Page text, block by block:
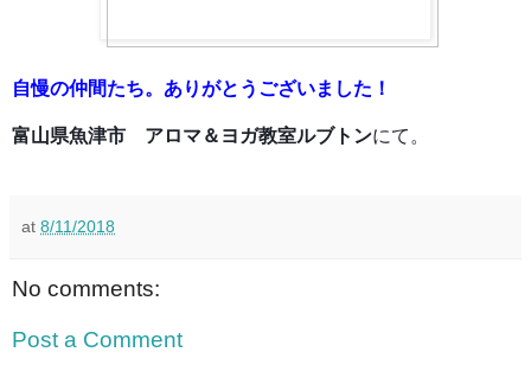
自慢の仲間たち。ありがとうございました！
富山県魚津市 アロマ＆ヨガ教室ルブトンにて。
at 8/11/2018
No comments:
Post a Comment